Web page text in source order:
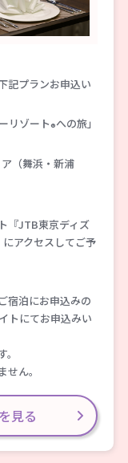
記プランお申込い
リゾート®への旅」
（舞浜・新浦
『JTB東京ディズ
アクセスしてご予
宿泊にお申込みの
トにてお申込みい
ん。
見る